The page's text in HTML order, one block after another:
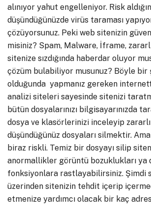
alınıyor yahut engelleniyor. Risk
düşündüğünüzde virüs taraması
çözüyorsunuz. Peki web sitenizin
misiniz? Spam, Malware, İframe,
sitenize sızdığında haberdar oluyor
çözüm bulabiliyor musunuz? Böyle bir
olduğunda yapmanız gereken
analizi siteleri sayesinde sitenizi
bütün dosyalarınızı bilgisayarınızda
dosya ve klasörlerinizi inceleyip
düşündüğünüz dosyaları silmektir.
biraz riskli. Temiz bir dosyayı silip
anormallikler görüntü bozuklukları ya
fonksiyonlara rastlayabilirsiniz. Şimdi
üzerinden sitenizin tehdit içerip
etmenize yardımcı olacak bir kaç